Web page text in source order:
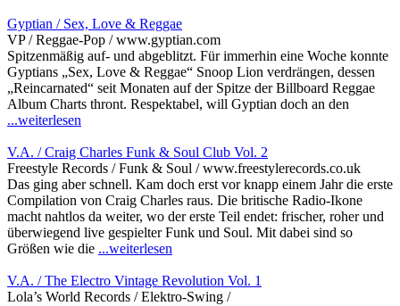
Gyptian / Sex, Love & Reggae
VP / Reggae-Pop / www.gyptian.com
Spitzenmäßig auf- und abgeblitzt. Für immerhin eine Woche konnte
Gyptians „Sex, Love & Reggae“ Snoop Lion verdrängen, dessen
„Reincarnated“ seit Monaten auf der Spitze der Billboard Reggae
Album Charts thront. Respektabel, will Gyptian doch an den
...weiterlesen
V.A. / Craig Charles Funk & Soul Club Vol. 2
Freestyle Records / Funk & Soul / www.freestylerecords.co.uk
Das ging aber schnell. Kam doch erst vor knapp einem Jahr die erste
Compilation von Craig Charles raus. Die britische Radio-Ikone
macht nahtlos da weiter, wo der erste Teil endet: frischer, roher und
überwiegend live gespielter Funk und Soul. Mit dabei sind so
Größen wie die ...weiterlesen
V.A. / The Electro Vintage Revolution Vol. 1
Lola’s World Records / Elektro-Swing /